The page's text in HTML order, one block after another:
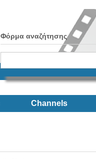
Φόρμα αναζήτησης
Channels